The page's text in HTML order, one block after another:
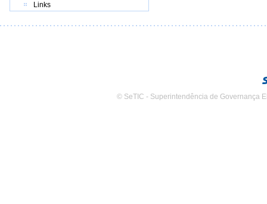
Links
© SeTIC - Superintendência de Governança